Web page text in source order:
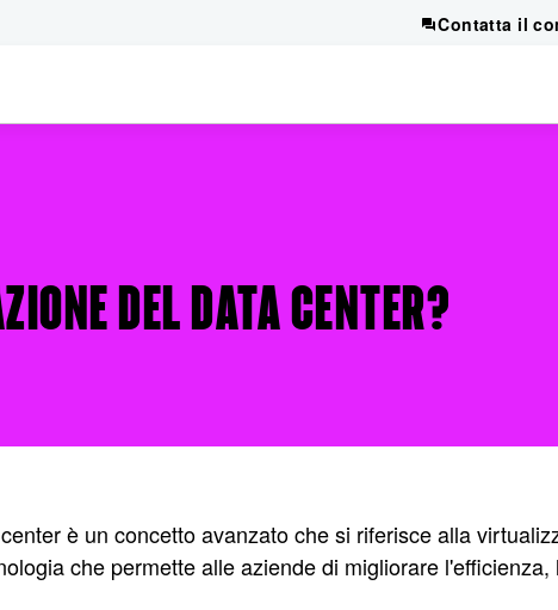
Contatta il
DEL DATA CENTER?
è un concetto avanzato che si riferisce alla
che permette alle aziende di migliorare